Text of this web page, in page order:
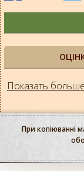
Показать
При копіюванні